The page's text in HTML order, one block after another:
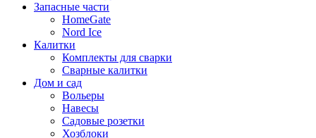
Запасные части
HomeGate
Nord Ice
Калитки
Комплекты для сварки
Сварные калитки
Дом и сад
Вольеры
Навесы
Садовые розетки
Хозблоки